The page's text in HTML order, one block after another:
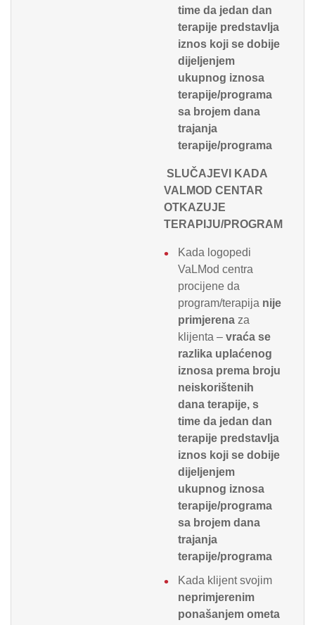
time da jedan dan
terapije predstavlja
iznos koji se dobije
dijeljenjem
ukupnog iznosa
terapije/programa
sa brojem dana
trajanja
terapije/programa
SLUČAJEVI KADA
VALMOD CENTAR
OTKAZUJE
TERAPIJU/PROGRAM
Kada logopedi
VaLMod centra
procijene da
program/terapija nije
primjerena za
klijenta – vraća se
razlika uplaćenog
iznosa prema broju
neiskorištenih
dana terapije, s
time da jedan dan
terapije predstavlja
iznos koji se dobije
dijeljenjem
ukupnog iznosa
terapije/programa
sa brojem dana
trajanja
terapije/programa
Kada klijent svojim
neprimjerenim
ponašanjem ometa